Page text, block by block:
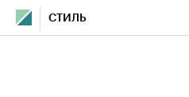
СТИЛЬ